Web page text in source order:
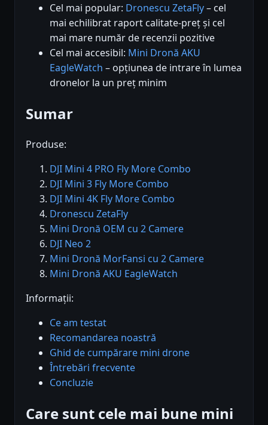
Cel mai popular: Dronescu ZetaFly– cel
mai echilibrat raport calitate-preț și cel
mai mare număr de recenzii pozitive
Cel mai accesibil: Mini Dronă AKU
EagleWatch – opțiunea de intrare în lumea
dronelor la un preț minim
Sumar
Produse:
DJI Mini 4 PRO Fly More Combo
DJI Mini 3 Fly More Combo
DJI Mini 4K Fly More Combo
Dronescu ZetaFly
Mini Dronă OEM cu 2 Camere
DJI Neo 2
Mini Dronă MorFansi cu 2 Camere
Mini Dronă AKU EagleWatch
Informații:
Ce am testat
Recomandarea noastră
Ghid de cumpărare mini drone
Întrebări frecvente
Concluzie
Care sunt cele mai bune mini